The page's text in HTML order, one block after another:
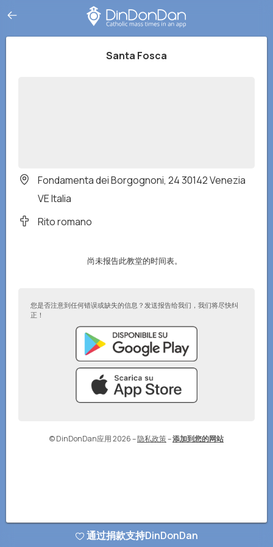
Santa Fosca
Fondamenta dei Borgognoni, 24 30142 Venezia
VE Italia
Rito romano
尚未报告此教堂的时间表。
您是否注意到任何错误或缺失的信息？发送报告给我们，我们将尽快纠
正！
© DinDonDan应用 2026–隐私政策–添加到您的网站
通过捐款支持DinDonDan